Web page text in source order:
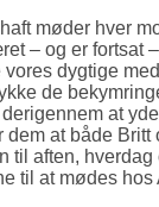
møder hver
– og er fortsat
vores dygtige
de
at
dem at både
til aften,
til at mødes hos